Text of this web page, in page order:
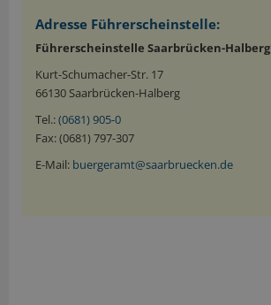
Adresse Führerscheinstelle:
Führerscheinstelle Saarbrücken-Halberg
Kurt-Schumacher-Str. 17
66130 Saarbrücken-Halberg
Tel.:(0681) 905-0
Fax: (0681) 797-307
E-Mail: buergeramt@saarbruecken.de